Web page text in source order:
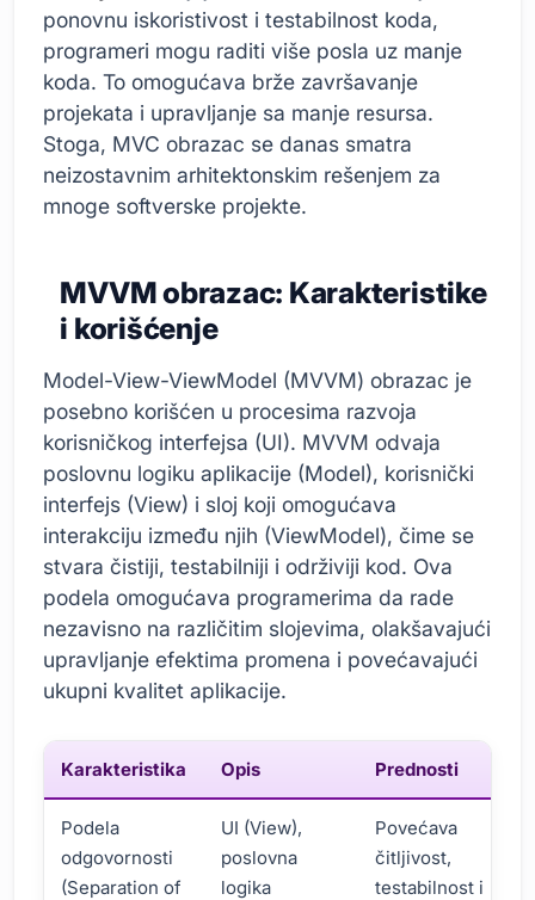
ponovnu iskoristivost i testabilnost koda,
programeri mogu raditi više posla uz manje
koda. To omogućava brže završavanje
projekata i upravljanje sa manje resursa.
Stoga, MVC obrazac se danas smatra
neizostavnim arhitektonskim rešenjem za
mnoge softverske projekte.
MVVM obrazac: Karakteristike
i korišćenje
Model-View-ViewModel (MVVM) obrazac je
posebno korišćen u procesima razvoja
korisničkog interfejsa (UI). MVVM odvaja
poslovnu logiku aplikacije (Model), korisnički
interfejs (View) i sloj koji omogućava
interakciju između njih (ViewModel), čime se
stvara čistiji, testabilniji i održiviji kod. Ova
podela omogućava programerima da rade
nezavisno na različitim slojevima, olakšavajući
upravljanje efektima promena i povećavajući
ukupni kvalitet aplikacije.
Karakteristika Opis Prednosti
Podela
odgovornosti
(Separation of
UI (View),
poslovna
logika
Povećava
čitljivost,
testabilnost i